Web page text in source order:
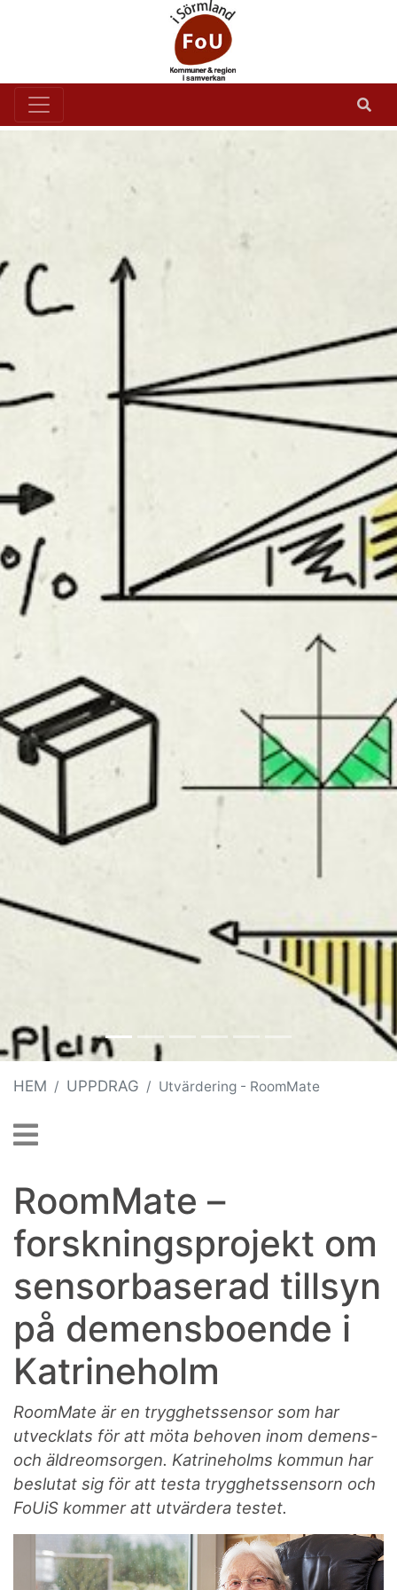
HEM UPPDRAG Utvärdering - RoomMate
RoomMate –
forskningsprojekt om
sensorbaserad tillsyn
på demensboende i
Katrineholm
RoomMate är en trygghetssensor som har
utvecklats för att möta behoven inom demens-
och äldreomsorgen. Katrineholms kommun har
beslutat sig för att testa trygghetssensorn och
FoUiS kommer att utvärdera testet.